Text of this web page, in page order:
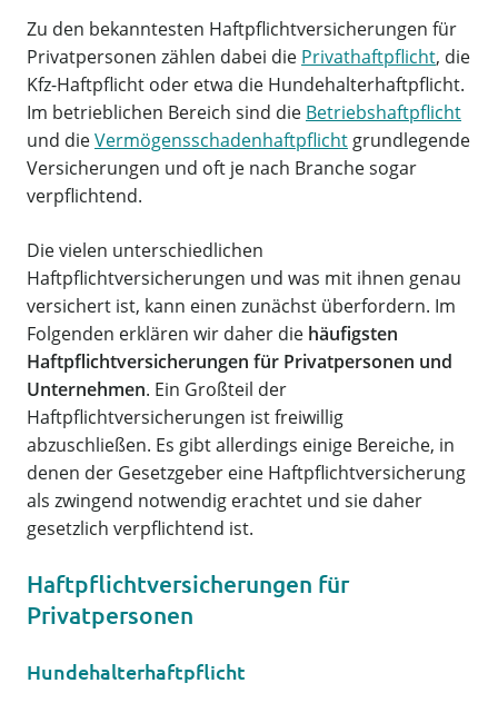
Zu den bekanntesten Haftpflichtversicherungen für
Privatpersonen zählen dabei die Privathaftpflicht, die
Kfz-Haftpflicht oder etwa die Hundehalterhaftpflicht.
Im betrieblichen Bereich sind die Betriebshaftpflicht
und dieVermögensschadenhaftpflicht grundlegende
Versicherungen und oft je nach Branche sogar
verpflichtend.
Die vielen unterschiedlichen
Haftpflichtversicherungen und was mit ihnen genau
versichert ist, kann einen zunächst überfordern. Im
Folgenden erklären wir daher die häufigsten
Haftpflichtversicherungen für Privatpersonen und
Unternehmen. Ein Großteil der
Haftpflichtversicherungen ist freiwillig
abzuschließen. Es gibt allerdings einige Bereiche, in
denen der Gesetzgeber eine Haftpflichtversicherung
als zwingend notwendig erachtet und sie daher
gesetzlich verpflichtend ist.
Haftpflichtversicherungen für
Privatpersonen
Hundehalterhaftpflicht